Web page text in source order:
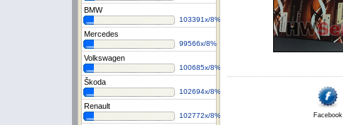
BMW
103391x/8%
Mercedes
99566x/8%
Volkswagen
100685x/8%
Škoda
102694x/8%
Renault
102772x/8% Facebook